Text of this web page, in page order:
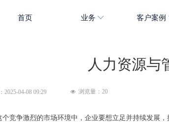
首页 业务 客户案例
人力资源与
个竞争激烈的市场环境中，企业要想立足并持续发展
2025-04-08 09:29 넶 浏览量： 20